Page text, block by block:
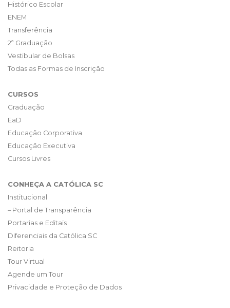
Histórico Escolar
ENEM
Transferência
2ª Graduação
Vestibular de Bolsas
Todas as Formas de Inscrição
CURSOS
Graduação
EaD
Educação Corporativa
Educação Executiva
Cursos Livres
CONHEÇA A CATÓLICA SC
Institucional
– Portal de Transparência
Portarias e Editais
Diferenciais da Católica SC
Reitoria
Tour Virtual
Agende um Tour
Privacidade e Proteção de Dados